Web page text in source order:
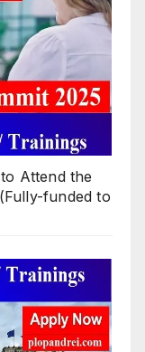
Attend the
funded to